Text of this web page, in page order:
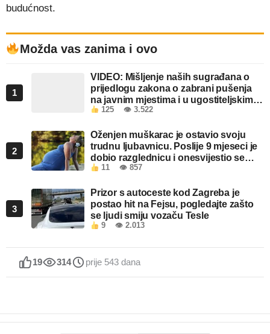
budućnost.
Možda vas zanima i ovo
1
VIDEO: Mišljenje naših sugrađana o
prijedlogu zakona o zabrani pušenja
na javnim mjestima i u ugostiteljskim
objektima u FBiH
125 👁 3.522
2
Oženjen muškarac je ostavio svoju
trudnu ljubavnicu. Poslije 9 mjeseci je
dobio razglednicu i onesvijestio se
kada je pročitao šta piše!
11 👁 857
3
Prizor s autoceste kod Zagreba je
postao hit na Fejsu, pogledajte zašto
se ljudi smiju vozaču Tesle
9 👁 2.013
19 314 prije 543 dana